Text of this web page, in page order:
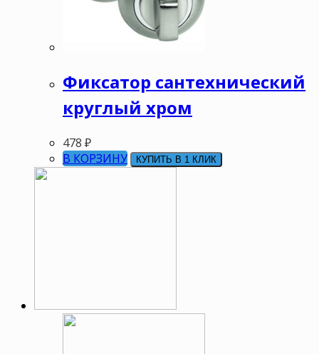
Фиксатор сантехнический
круглый хром
478 ₽
В КОРЗИНУ
КУПИТЬ В 1 КЛИК